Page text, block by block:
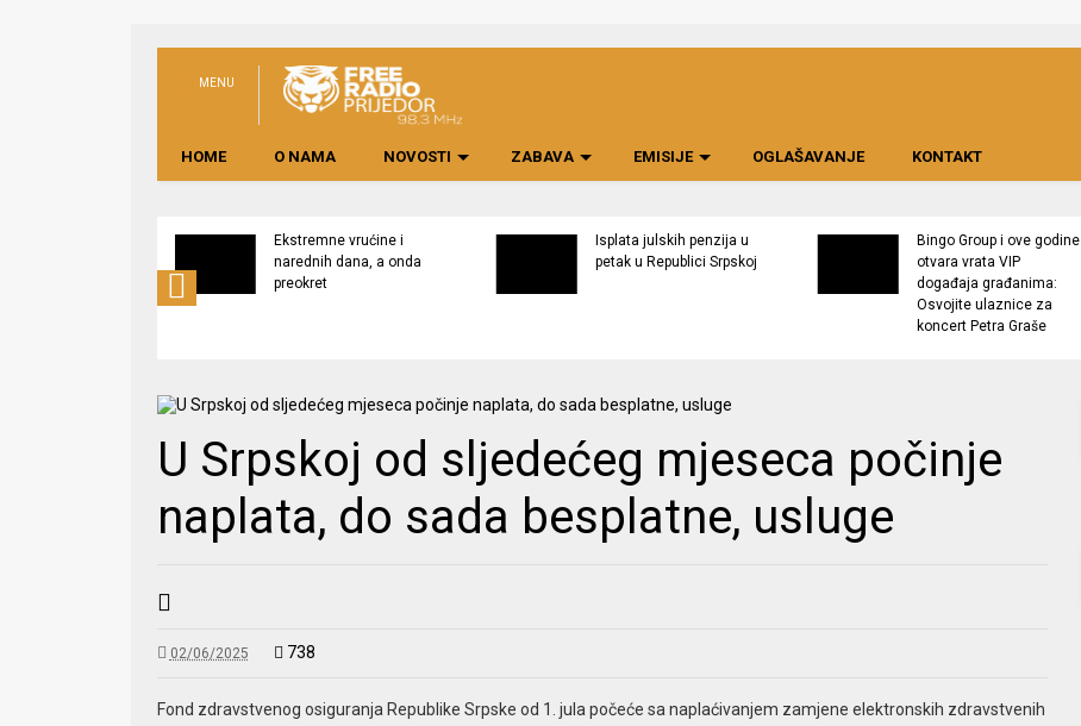
MENU
HOME O NAMA NOVOSTI ZABAVA EMISIJE OGLAŠAVANJE KONTAKT
Ekstremne vrućine i
narednih dana, a onda
preokret
Isplata julskih penzija u
petak u Republici Srpskoj
Bingo Group i ove godine
otvara vrata VIP
događaja građanima:
Osvojite ulaznice za
koncert Petra Graše
U Srpskoj od sljedećeg mjeseca počinje
naplata, do sada besplatne, usluge
02/06/2025 738
Fond zdravstvenog osiguranja Republike Srpske od 1. jula počeće sa naplaćivanjem zamjene elektronskih zdravstvenih